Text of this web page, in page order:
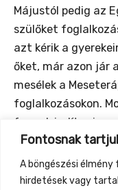
Fontosnak
A böngészési
hirdetések vagy
Májustól pedig az
szülőket
azt kérik a
őket, már azon jár
mesélek a
foglalkozásokon.
fogunk indítani egy
szárnyán”. Este
anya mesélj nekem.